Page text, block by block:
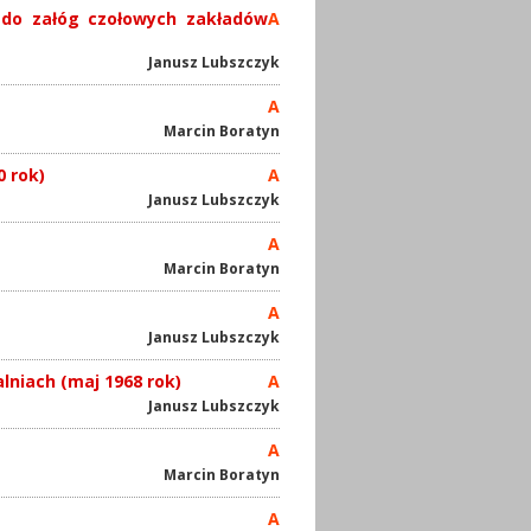
A
załóg czołowych zakładów
Janusz Lubszczyk
A
Marcin Boratyn
A
rok)
Janusz Lubszczyk
A
Marcin Boratyn
A
Janusz Lubszczyk
A
(maj 1968 rok)
Janusz Lubszczyk
A
Marcin Boratyn
A